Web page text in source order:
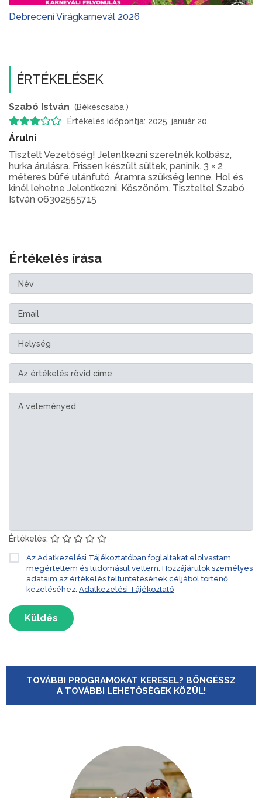
Debreceni Virágkarnevál 2026
ÉRTÉKELÉSEK
Szabó István (Békéscsaba )
Értékelés időpontja: 2025. január 20.
Árulni
Tisztelt Vezetőség! Jelentkezni szeretnék kolbász,
hurka árulásra. Frissen készült sültek, paninik. 3 × 2
méteres büfé utánfutó. Áramra szükség lenne. Hol és
kinél lehetne Jelentkezni. Köszönöm. Tiszteltel Szabó
István 06302555715
Értékelés írása
Értékelés:
Az Adatkezelési Tájékoztatóban foglaltakat elolvastam,
megértettem és tudomásul vettem. Hozzájárulok személyes
adataim az értékelés feltüntetésének céljából történő
kezeléséhez. Adatkezelési Tájékoztató
Küldés
TOVÁBBI PROGRAMOKAT KERESEL? BÖNGÉSSZ
A TOVÁBBI LEHETŐSÉGEK KÖZÜL!